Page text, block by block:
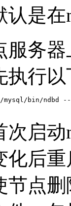
是在
服务
执行
次启
后
节点